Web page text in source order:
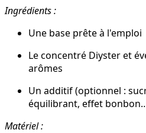
Ingrédients :
Une base prête à l'emploi
Le concentré Diyster et
arômes
Un additif (optionnel :
équilibrant, effet
Matériel :